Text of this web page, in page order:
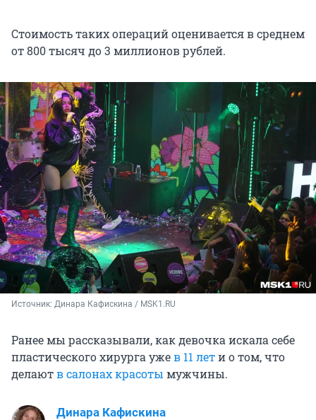
Стоимость таких операций оценивается в среднем
от 800 тысяч до 3 миллионов рублей.
Источник: Динара Кафискина / MSK1.RU
Ранее мы рассказывали, как девочка искала себе
пластического хирурга ужев 11 лети о том, что
делаютв салонах красоты мужчины.
Динара Кафискина